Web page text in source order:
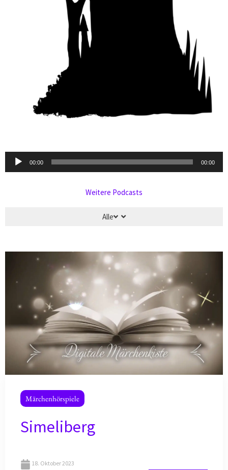
Audio-
Player
00:00 00:00
Weitere Podcasts
Alle
Märchenhörspiele
Simeliberg
18. Oktober 2023